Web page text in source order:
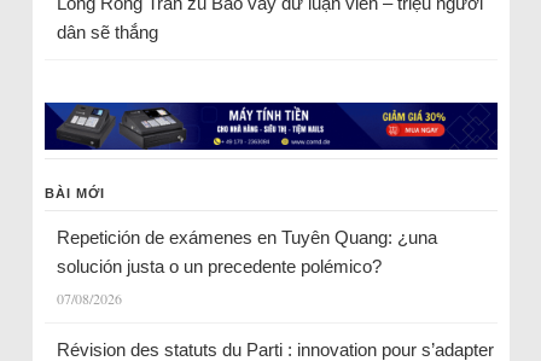
dân sẽ thắng
BÀI MỚI
Repetición de exámenes en Tuyên Quang: ¿una
solución justa o un precedente polémico?
07/08/2026
Révision des statuts du Parti : innovation pour s’adapter